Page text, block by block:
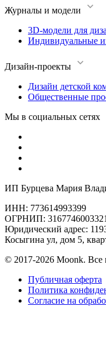
Журналы и модели
3D-модели для
Индивидуальные
Дизайн-проекты
Дизайн детской
Общественные
Мы в социальных сетях
ИП Бурцева Мария
ИНН: 773614993399
ОГРНИП:
Юридический адрес:
Косыгина ул, дом 5,
© 2017-2026 Moonk.
Публичная оферта
Политика
Согласие на